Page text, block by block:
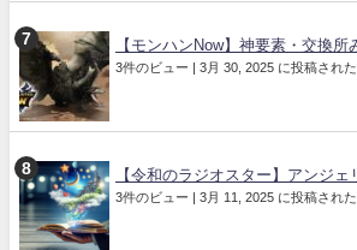
【モンハンNow】神要素・交換所
3件のビュー | 3月 30, 2025 に投稿された
【令和のラジオスター】アンジェ
3件のビュー | 3月 11, 2025 に投稿された